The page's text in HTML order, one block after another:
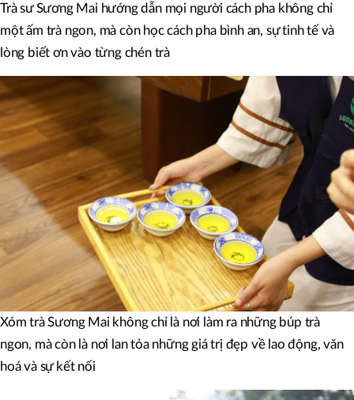
Trà sư Sương Mai hướng dẫn mọi người cách pha không chỉ
một ấm trà ngon, mà còn học cách pha bình an, sự tinh tế và
lòng biết ơn vào từng chén trà
Xóm trà Sương Mai không chỉ là nơi làm ra những búp trà
ngon, mà còn là nơi lan tỏa những giá trị đẹp về lao động, văn
hoá và sự kết nối